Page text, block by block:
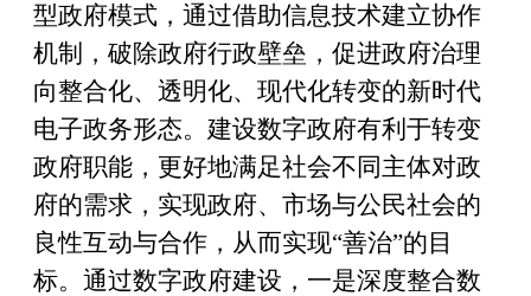
型政府模式，通过借助信息技术建立协作
机制，破除政府行政壁垒，促进政府治理
向整合化、透明化、现代化转变的新时代
电子政务形态。建设数字政府有利于转变
政府职能，更好地满足社会不同主体对政
府的需求，实现政府、市场与公民社会的
良性互动与合作，从而实现“善治”的目
标。通过数字政府建设，一是深度整合数